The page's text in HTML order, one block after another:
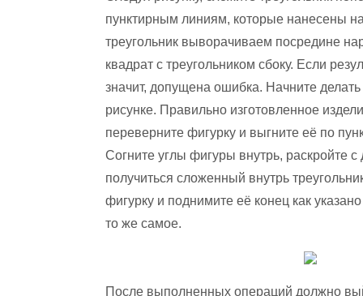
пунктирным линиям, которые нанесены
треугольник выворачиваем посредине
квадрат с треугольником сбоку. Если
значит, допущена ошибка. Начните
рисунке. Правильно изготовленное
переверните фигурку и выгните её по
Согните углы фигуры внутрь, раскройте
получиться сложенный внутрь
фигурку и поднимите её конец как
то же самое.
После выполненных операций должно